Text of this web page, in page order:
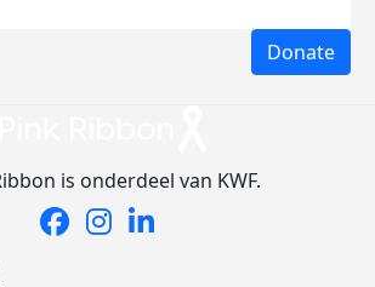
Donate
is onderdeel van KWF.